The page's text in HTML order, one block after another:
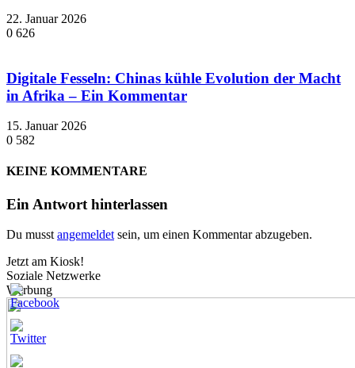
22. Januar 2026
0 626
Digitale Fesseln: Chinas kühle Evolution der Macht
in Afrika – Ein Kommentar
15. Januar 2026
0 582
KEINE KOMMENTARE
Ein Antwort hinterlassen
Du musstangemeldetsein, um einen Kommentar abzugeben.
Jetzt am Kiosk!
Soziale Netzwerke
Werbung